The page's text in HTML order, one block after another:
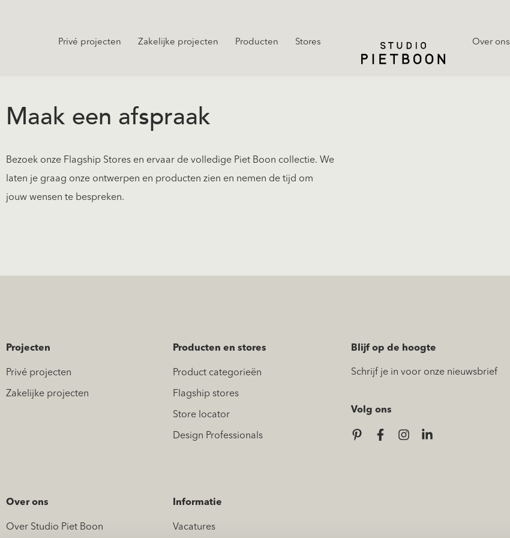
Privé projecten Zakelijke projecten Producten Stores Over ons
Maak een afspraak
Bezoek onze Flagship Stores en ervaar de volledige Piet Boon collectie. We
laten je graag onze ontwerpen en producten zien en nemen de tijd om
jouw wensen te bespreken.
Projecten
Privé projecten
Zakelijke projecten
Producten en stores
Product categorieën
Flagship stores
Store locator
Design Professionals
Over ons
Over Studio Piet Boon
Informatie
Vacatures
Blijf op de hoogte
Schrijf je in voor onze nieuwsbrief
Volg ons